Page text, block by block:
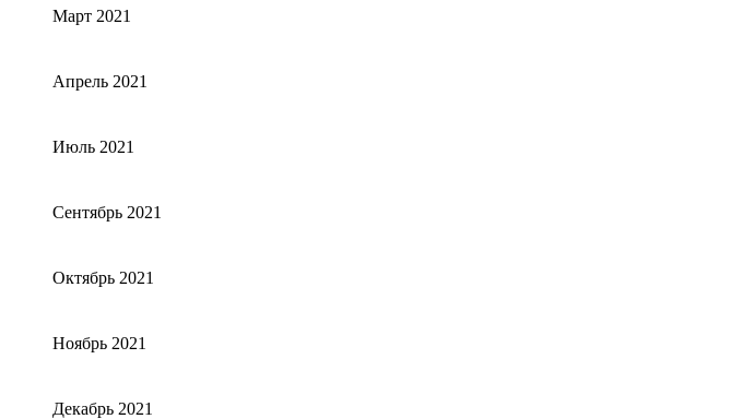
Март 2021
Апрель 2021
Июль 2021
Сентябрь 2021
Октябрь 2021
Ноябрь 2021
Декабрь 2021